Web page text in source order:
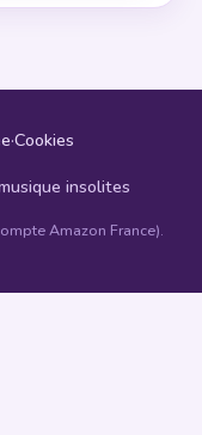
·Cookies
insolites
Amazon France).